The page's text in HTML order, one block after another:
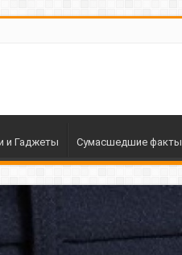
и Гаджеты Сумасшедшие факты